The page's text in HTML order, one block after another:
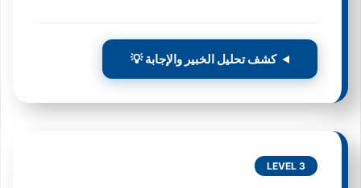
كشف تحليل الخبير والإجابة 💡
LEVEL 3